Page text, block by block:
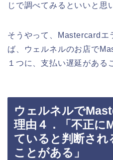
じで調べてみるといいと思
そうやって、Mastercardエ
ば、ウェルネルのお店で
１つに、支払い遅延がある
ウェルネルで
理由４．「不正に
ていると判断され
ことがある」